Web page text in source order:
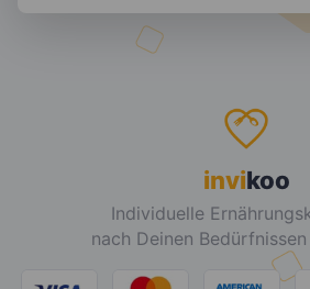
invikoo
Individuelle
nach Deinen